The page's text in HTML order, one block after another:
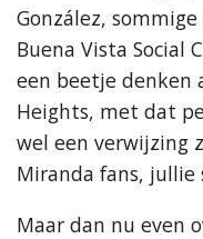
González,
Buena Vista Social
een beetje denken
Heights, met dat
wel een verwijzing
Miranda fans, jullie
Maar dan nu even